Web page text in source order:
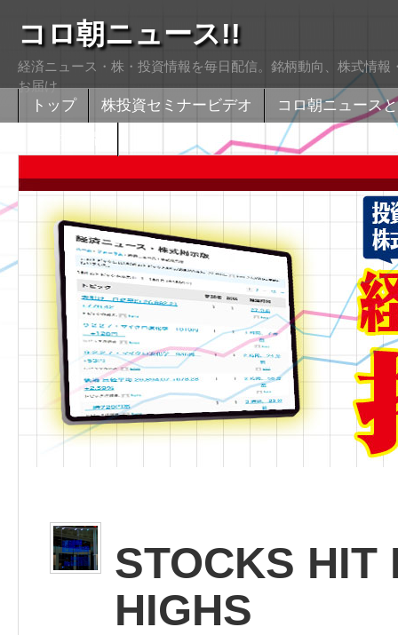
コロ朝ニュース!!
経済ニュース・株・投資情報を毎日配信。銘柄動向、株式情
お届け
トップ 株投資セミナービデオ
コロ朝ニュース
STOCKS HIT
HIGHS